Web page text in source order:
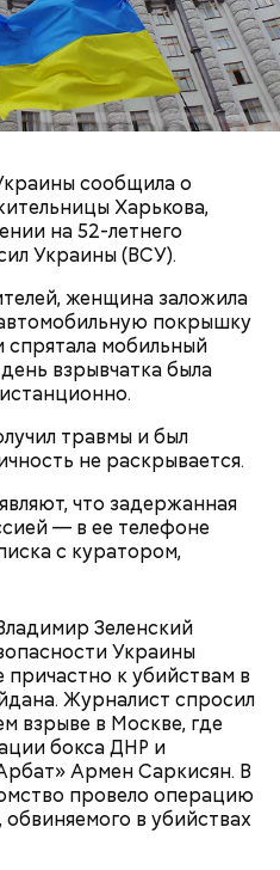
сообщила о
Харькова,
на 52-летнего
Украины (ВСУ).
женщина заложила
покрышку
спрятала мобильный
взрывчатка была
травмы и был
не раскрывается.
что задержанная
— в ее телефоне
с куратором,
Зеленский
Украины
причастно к убийствам в
Журналист спросил
взрыве в Москве, где
бокса ДНР и
Армен Саркисян. В
провело операцию
в убийствах